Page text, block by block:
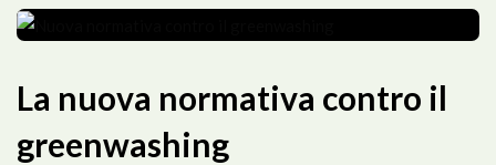
La nuova normativa contro il
greenwashing